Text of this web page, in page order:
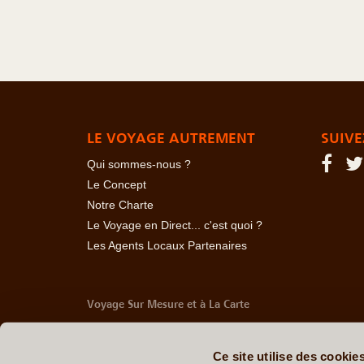
Ce site utilise des
LE VOYAGE AUTREMENT
Qui sommes-nous ?
Le Concept
Notre Charte
Le Voyage en Direct... c'est quoi ?
Les Agents Locaux Partenaires
Voyage Sur Mesure et à La Carte
Congo RDC -Corée du Sud -